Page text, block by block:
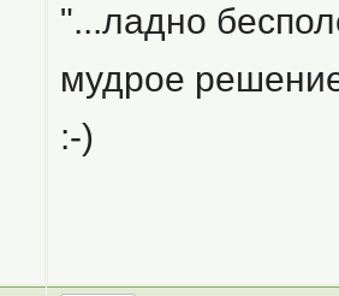
"...ладно
мудрое
:-)